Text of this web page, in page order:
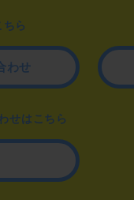
ら
わせ
せはこちら